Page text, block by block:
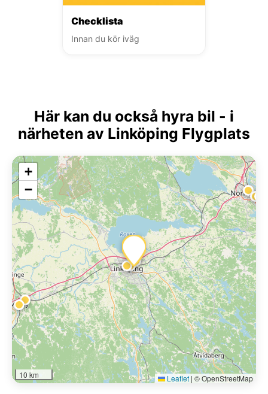
Checklista
Innan du kör iväg
Här kan du också hyra bil - i
närheten av Linköping Flygplats
+
−
10 km Leaflet | © OpenStreetMap